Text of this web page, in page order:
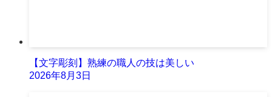
【文字彫刻】熟練の職人の技は美しい
2026年8月3日